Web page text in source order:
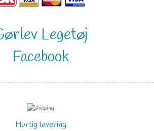
Legetøj
Facebook
Hurtig levering